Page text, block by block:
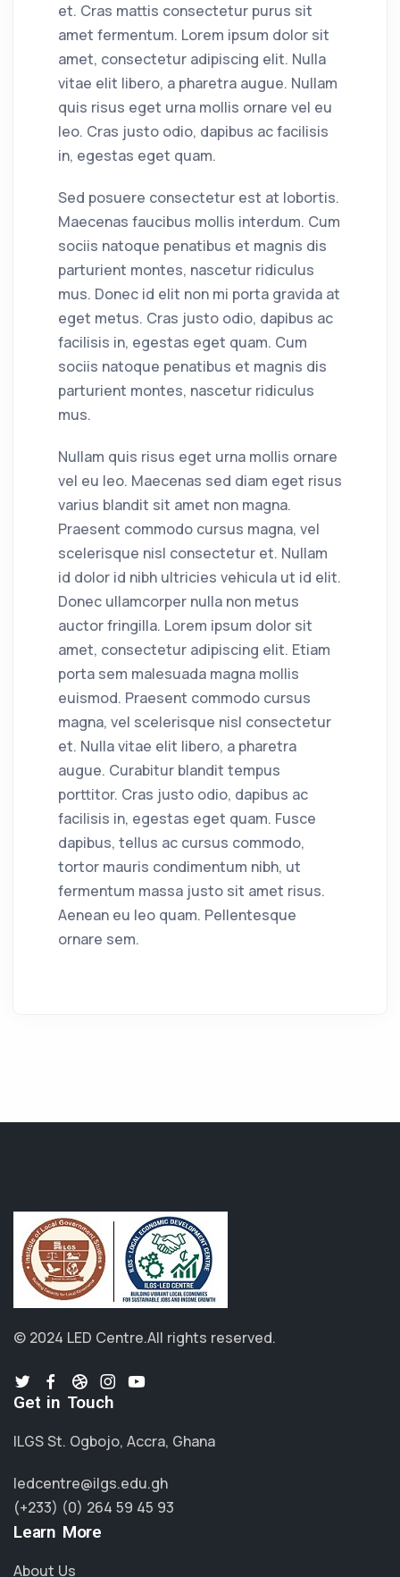
et. Cras mattis consectetur purus sit
amet fermentum. Lorem ipsum dolor sit
amet, consectetur adipiscing elit. Nulla
vitae elit libero, a pharetra augue. Nullam
quis risus eget urna mollis ornare vel eu
leo. Cras justo odio, dapibus ac facilisis
in, egestas eget quam.
Sed posuere consectetur est at lobortis.
Maecenas faucibus mollis interdum. Cum
sociis natoque penatibus et magnis dis
parturient montes, nascetur ridiculus
mus. Donec id elit non mi porta gravida at
eget metus. Cras justo odio, dapibus ac
facilisis in, egestas eget quam. Cum
sociis natoque penatibus et magnis dis
parturient montes, nascetur ridiculus
mus.
Nullam quis risus eget urna mollis ornare
vel eu leo. Maecenas sed diam eget risus
varius blandit sit amet non magna.
Praesent commodo cursus magna, vel
scelerisque nisl consectetur et. Nullam
id dolor id nibh ultricies vehicula ut id elit.
Donec ullamcorper nulla non metus
auctor fringilla. Lorem ipsum dolor sit
amet, consectetur adipiscing elit. Etiam
porta sem malesuada magna mollis
euismod. Praesent commodo cursus
magna, vel scelerisque nisl consectetur
et. Nulla vitae elit libero, a pharetra
augue. Curabitur blandit tempus
porttitor. Cras justo odio, dapibus ac
facilisis in, egestas eget quam. Fusce
dapibus, tellus ac cursus commodo,
tortor mauris condimentum nibh, ut
fermentum massa justo sit amet risus.
Aenean eu leo quam. Pellentesque
ornare sem.
© 2024 LED Centre.All rights reserved.
Get in Touch
ILGS St. Ogbojo, Accra, Ghana
ledcentre@ilgs.edu.gh
(+233) (0) 264 59 45 93
Learn More
About Us